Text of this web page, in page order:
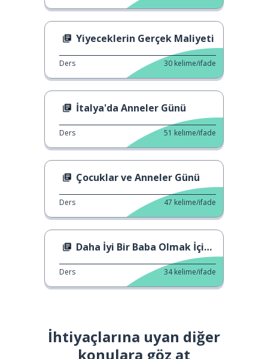
Yiyeceklerin Gerçek Maliyeti
Ders 30 kelime/ifade
İtalya'da Anneler Günü
Ders 51 kelime/ifade
Çocuklar ve Anneler Günü
Ders 47 kelime/ifade
Daha İyi Bir Baba Olmak İçin Formda Olun
Ders 34 kelime/ifade
İhtiyaçlarına uyan diğer
konulara göz at